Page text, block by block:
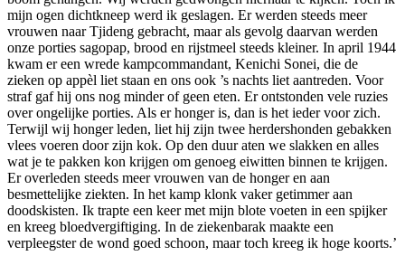
mijn ogen dichtkneep werd ik geslagen. Er werden steeds meer
vrouwen naar Tjideng gebracht, maar als gevolg daarvan werden
onze porties sagopap, brood en rijstmeel steeds kleiner. In april 1944
kwam er een wrede kampcommandant, Kenichi Sonei, die de
zieken op appèl liet staan en ons ook ’s nachts liet aantreden. Voor
straf gaf hij ons nog minder of geen eten. Er ontstonden vele ruzies
over ongelijke porties. Als er honger is, dan is het ieder voor zich.
Terwijl wij honger leden, liet hij zijn twee herdershonden gebakken
vlees voeren door zijn kok. Op den duur aten we slakken en alles
wat je te pakken kon krijgen om genoeg eiwitten binnen te krijgen.
Er overleden steeds meer vrouwen van de honger en aan
besmettelijke ziekten. In het kamp klonk vaker getimmer aan
doodskisten. Ik trapte een keer met mijn blote voeten in een spijker
en kreeg bloedvergiftiging. In de ziekenbarak maakte een
verpleegster de wond goed schoon, maar toch kreeg ik hoge koorts.’